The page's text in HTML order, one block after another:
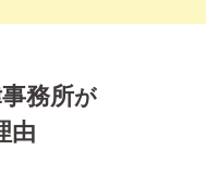
務所が
由